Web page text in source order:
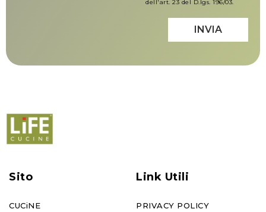
dell'art. 23 del D.lgs. 196/03.
INVIA
Sito
CUCiNE
Link Utili
PRIVACY POLICY